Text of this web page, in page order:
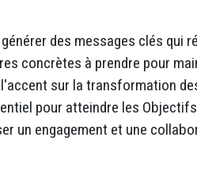
des messages clés qui
concrètes à prendre pour
sur la transformation
pour atteindre les
un engagement et une